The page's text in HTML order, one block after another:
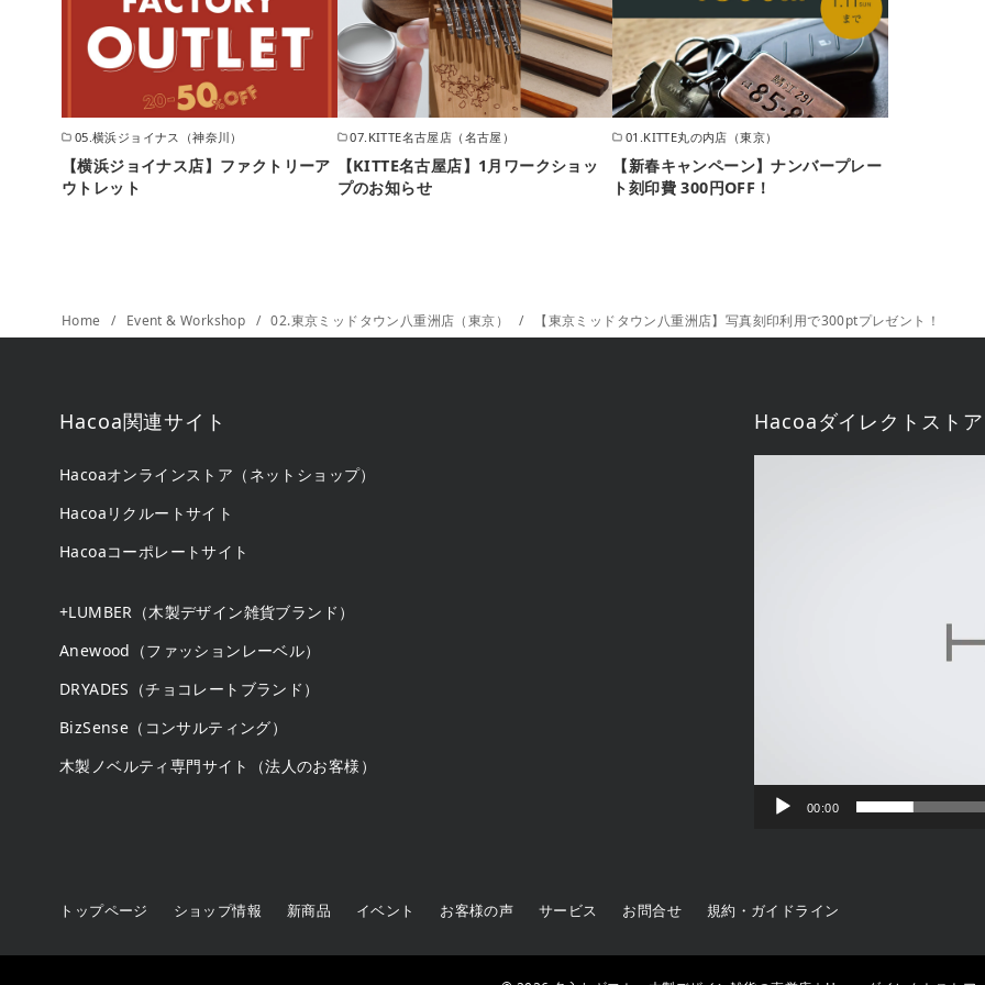
05.横浜ジョイナス（神奈川）
【横浜ジョイナス店】ファクトリーア
ウトレット
07.KITTE名古屋店（名古屋）
【KITTE名古屋店】1月ワークショッ
プのお知らせ
01.KITTE丸の内店（東京）
【新春キャンペーン】ナンバープレー
ト刻印費 300円OFF！
Home Event & Workshop 02.東京ミッドタウン八重洲店（東京） 【東京ミッドタウン八重洲店】写真刻印利用で300ptプレゼント！
Hacoa関連サイト
Hacoaオンラインストア（ネットショップ）
Hacoaリクルートサイト
Hacoaコーポレートサイト
+LUMBER（木製デザイン雑貨ブランド）
Anewood（ファッションレーベル）
DRYADES（チョコレートブランド）
BizSense（コンサルティング）
木製ノベルティ専門サイト（法人のお客様）
Hacoaダイレクトスト
00:00
トップページ ショップ情報 新商品 イベント お客様の声 サービス お問合せ 規約・ガイドライン